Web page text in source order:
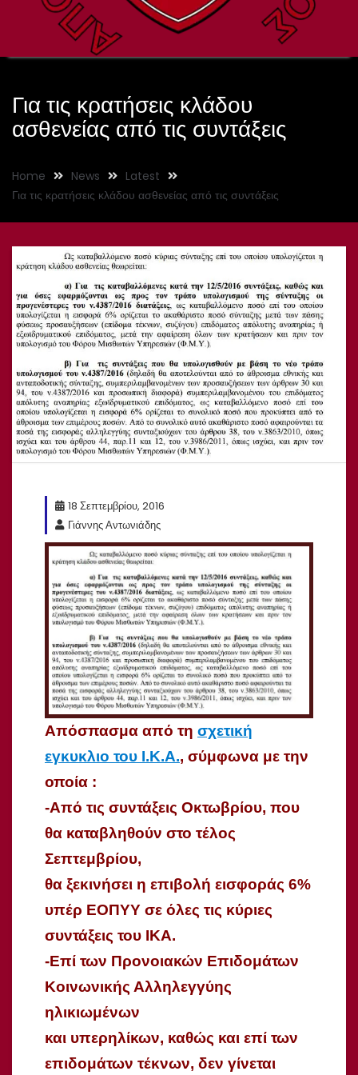
Για τις κρατήσεις κλάδου
ασθενείας από τις συντάξεις
Home News
Latest
Για τις κρατήσεις κλάδου ασθενείας από τις συντάξεις
18 Σεπτεμβρίου, 2016
Γιάννης Αντωνιάδης
Απόσπασμα από τη σχετική
εγκυκλιο του Ι.Κ.Α., σύμφωνα με την
οποία :
-Από τις συντάξεις Οκτωβρίου, που
θα καταβληθούν στο τέλος
Σεπτεμβρίου,
θα ξεκινήσει η επιβολή εισφοράς 6%
υπέρ ΕΟΠΥΥ σε όλες τις κύριες
συντάξεις του ΙΚΑ.
-Επί των Προνοιακών Επιδομάτων
Κοινωνικής Αλληλεγγύης
ηλικιωμένων
και υπερηλίκων, καθώς και επί των
επιδομάτων τέκνων, δεν γίνεται